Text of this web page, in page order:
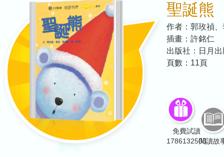
聖誕熊
作者： 郭玫禎
插畫： 許銘仁
出版社： 日月
頁數： 11頁
免費試讀
1786132503閱讀故